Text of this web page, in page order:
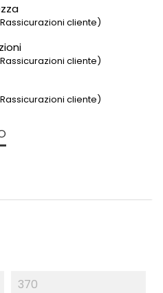
cliente)
cliente)
cliente)
370